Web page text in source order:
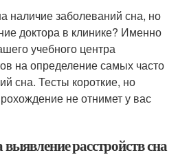
наличие заболеваний сна, но
доктора в клинике? Именно
учебного центра
на определение самых часто
сна. Тесты короткие, но
не отнимет у вас
расстройств сна